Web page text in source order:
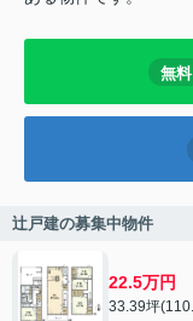
無料
辻戸建の募集中物件
22.5万円
33.39坪